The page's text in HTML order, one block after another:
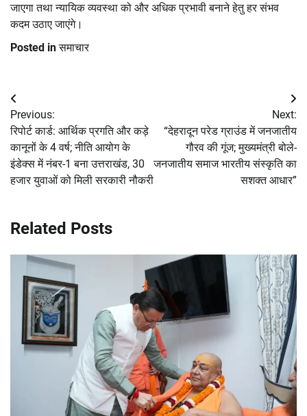
जाएगा तथा न्यायिक व्यवस्था को और अधिक प्रभावी बनाने हेतु हर संभव
कदम उठाए जाएंगे।
Posted inसमाचार
Post
navigation
Previous:
रिपोर्ट कार्ड: आर्थिक प्रगति और कड़े
कानूनों के 4 वर्ष; नीति आयोग के
इंडेक्स में नंबर-1 बना उत्तराखंड, 30
हजार युवाओं को मिली सरकारी नौकरी
Next:
“देहरादून परेड ग्राउंड में जनजातीय
गौरव की गूंज; मुख्यमंत्री बोले-
जनजातीय समाज भारतीय संस्कृति का
सशक्त आधार”
Related Posts